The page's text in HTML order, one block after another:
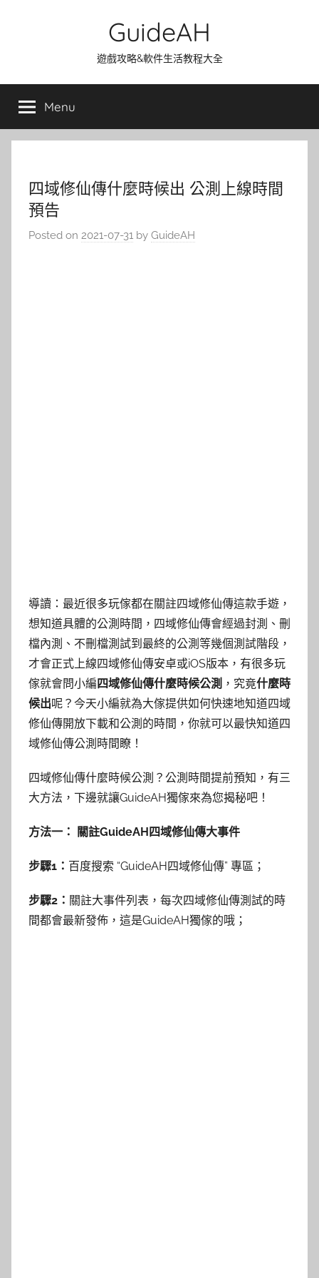
GuideAH
遊戲攻略&軟件生活教程大全
Menu
四域修仙傳什麼時候出 公測上線時間
預告
Posted on 2021-07-31 by GuideAH
導讀：最近很多玩傢都在關註四域修仙傳這款手遊，
想知道具體的公測時間，四域修仙傳會經過封測、刪
檔內測、不刪檔測試到最終的公測等幾個測試階段，
才會正式上線四域修仙傳安卓或iOS版本，有很多玩
傢就會問小編四域修仙傳什麼時候公測 ，究竟什麼時
候出呢？今天小編就為大傢提供如何快速地知道四域
修仙傳開放下載和公測的時間，你就可以最快知道四
域修仙傳公測時間瞭！
四域修仙傳什麼時候公測？公測 時間提前預知，有三
大方法，下邊就讓GuideAH獨傢來為您揭秘吧！
方法一： 關註GuideAH四域修仙傳大事件
步驟1： 百度搜索 “GuideAH四域修仙傳” 專區 ；
步驟2： 關註大事件列表，每次四域修仙傳測試的時
間都會最新發佈，這是GuideAH獨傢的哦；